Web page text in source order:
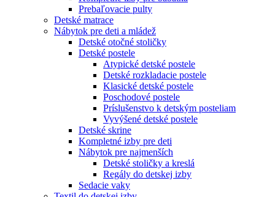
Prebaľovacie pulty
Detské matrace
Nábytok pre deti a mládež
Detské otočné stoličky
Detské postele
Atypické detské postele
Detské rozkladacie postele
Klasické detské postele
Poschodové postele
Príslušenstvo k detským posteliam
Vyvýšené detské postele
Detské skrine
Kompletné izby pre deti
Nábytok pre najmenších
Detské stoličky a kreslá
Regály do detskej izby
Sedacie vaky